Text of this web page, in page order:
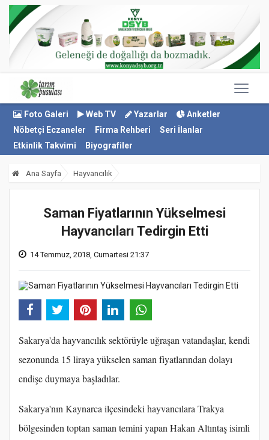
Foto Galeri Web TV Yazarlar
Anketler
Nöbetçi Eczaneler
Firma Rehberi
Seri İlanlar
Etkinlik Takvimi
Biyografiler
Ana Sayfa Hayvancılık
Saman Fiyatlarının Yükselmesi
Hayvancıları Tedirgin Etti
14 Temmuz, 2018, Cumartesi 21:37
Sakarya'da hayvancılık sektörüyle uğraşan vatandaşlar, kendi
sezonunda 15 liraya yükselen saman fiyatlarından dolayı
endişe duymaya başladılar.
Sakarya'nın Kaynarca ilçesindeki hayvancılara Trakya
bölgesinden toptan saman temini yapan Hakan Altıntaş isimli